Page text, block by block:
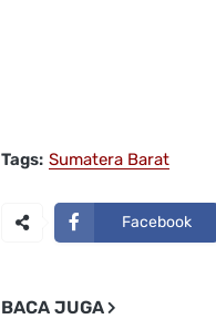
Tags: Sumatera Barat
Facebook
BACA JUGA